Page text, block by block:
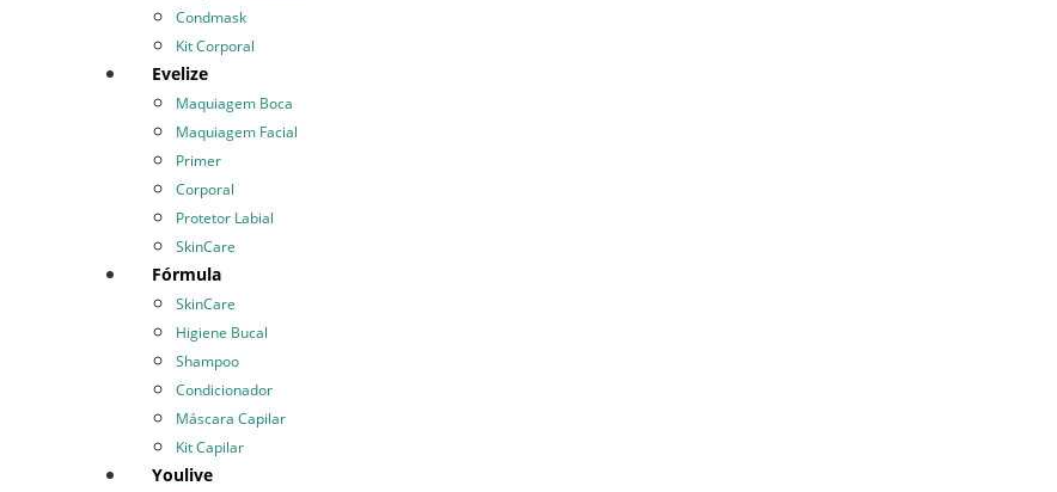
Condmask
Kit Corporal
Evelize
Maquiagem Boca
Maquiagem Facial
Primer
Corporal
Protetor Labial
SkinCare
Fórmula
SkinCare
Higiene Bucal
Shampoo
Condicionador
Máscara Capilar
Kit Capilar
Youlive